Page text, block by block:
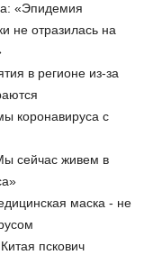
«Эпидемия
не отразилась на
в регионе из-за
коронавируса с
сейчас живем в
маска - не
пскович